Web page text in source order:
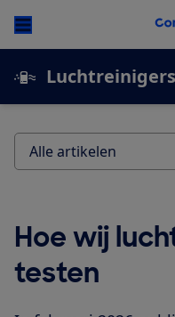
Luchtreinigers
Hoe wij
testen
Alle artikelen